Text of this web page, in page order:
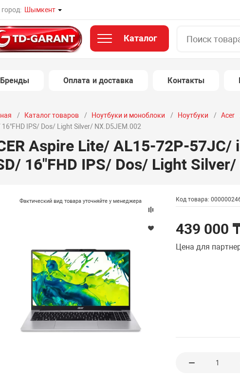
Шымкент
Каталог
Бренды Оплата и доставка Контакты
Каталог товаров Ноутбуки и моноблоки Ноутбуки Acer
16"FHD IPS/ Dos/ Light Silver/ NX.D5JEM.002
Aspire Lite/ AL15-72P-57JC/
16"FHD IPS/ Dos/ Light
Фактический вид товара уточняйте у менеджера Код товара:
439 000
Цена для